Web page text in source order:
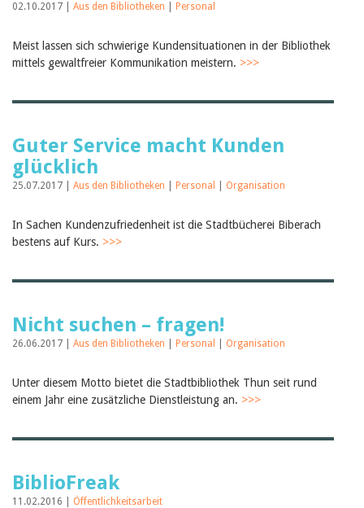
02.10.2017 | Aus den Bibliotheken Personal
Meist lassen sich schwierige Kundensituationen in der Bibliothek
mittels gewaltfreier Kommunikation meistern. >>>
Guter Service macht Kunden
glücklich
25.07.2017 | Aus den Bibliotheken Personal Organisation
In Sachen Kundenzufriedenheit ist die Stadtbücherei Biberach
bestens auf Kurs. >>>
Nicht suchen – fragen!
26.06.2017 | Aus den Bibliotheken Personal Organisation
Unter diesem Motto bietet die Stadtbibliothek Thun seit rund
einem Jahr eine zusätzliche Dienstleistung an. >>>
BiblioFreak
11.02.2016 | Öffentlichkeitsarbeit